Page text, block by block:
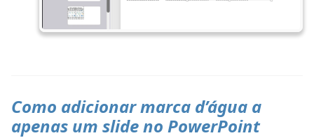
Como adicionar marca d’água a
apenas um slide no PowerPoint